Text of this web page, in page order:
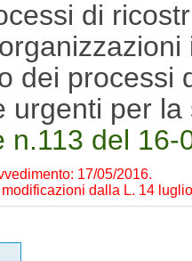
di
dei processi
urgenti per
n.113 del 16-
17/05/2016.
dalla L. 14